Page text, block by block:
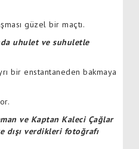
güzel bir maçtı.
uhulet ve suhuletle
bir enstantaneden bakmaya
ve Kaptan Kaleci Çağlar
dışı verdikleri fotoğrafı